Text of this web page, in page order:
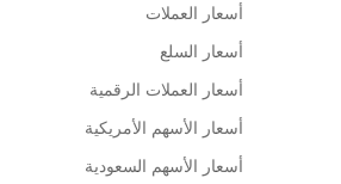
أسعار العملات
أسعار السلع
أسعار العملات الرقمية
أسعار الأسهم الأمريكية
أسعار الأسهم السعودية